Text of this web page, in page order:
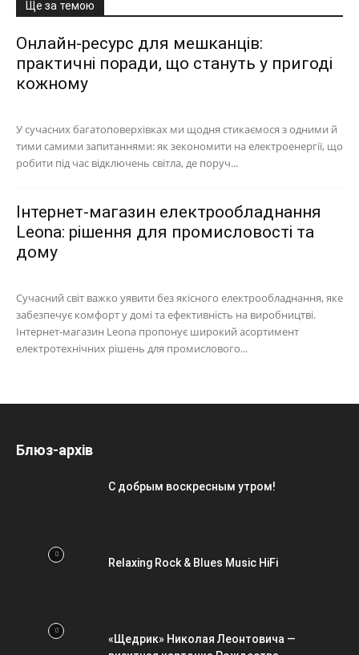
Ще за темою
Онлайн-ресурс для мешканців:
практичні поради, що стануть у пригоді
кожному
У сучасних багатоповерхівках ми щодня стикаємося з одними й
тими самими запитаннями: як зекономити на електроенергії, що
робити під час відключень світла, де поруч...
Інтернет-магазин електрообладнання
Leona: рішення для промисловості та
дому
Сучасний світ важко уявити без якісного електрообладнання, яке
забезпечує комфорт у домі та ефективність на виробництві.
Інтернет-магазин Leona пропонує широкий асортимент
електротехнічних рішень для промислового...
Блюз-архів
С добрым воскресным утром!
Relaxing Rock & Blues Music HiFi
«Щедрик» Николая Леонтовича —